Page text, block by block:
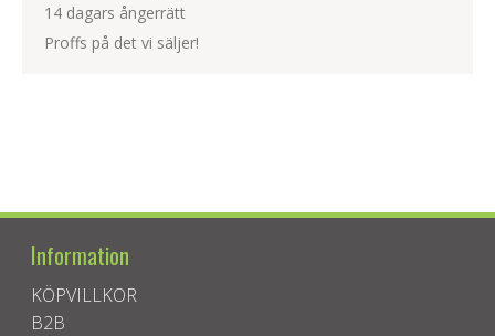
14 dagars ångerrätt
Proffs på det vi säljer!
Information
KÖPVILLKOR
B2B